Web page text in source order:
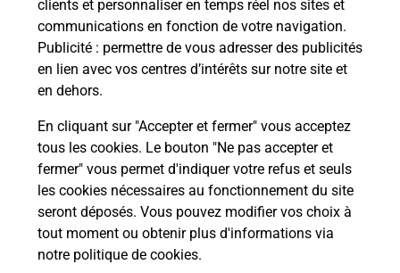
clients et personnaliser en temps réel nos sites et
communications en fonction de votre navigation.
Publicité : permettre de vous adresser des publicités
en lien avec vos centres d’intérêts sur notre site et
en dehors.
En cliquant sur "Accepter et fermer" vous acceptez
tous les cookies. Le bouton "Ne pas accepter et
fermer" vous permet d'indiquer votre refus et seuls
les cookies nécessaires au fonctionnement du site
seront déposés. Vous pouvez modifier vos choix à
tout moment ou obtenir plus d'informations via
notre politique de cookies.
Puis-je passer mon code de la route
avec La Poste et sous quelles
conditions ?
Localiser Liste Alpes-Maritimes CASTAGNIERS